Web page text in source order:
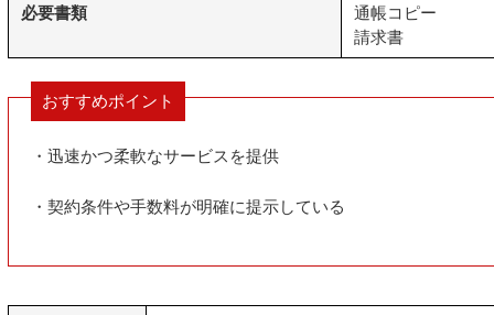
必要書類
通帳コピー
請求書
おすすめポイント
・迅速かつ柔軟なサービスを提供
・契約条件や手数料が明確に提示している